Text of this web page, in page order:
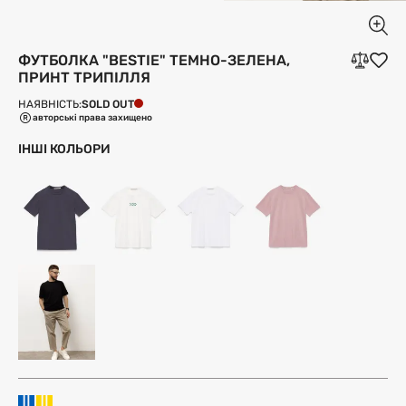
ФУТБОЛКА "BESTIE" ТЕМНО-ЗЕЛЕНА,
ПРИНТ ТРИПІЛЛЯ
НАЯВНІСТЬ:SOLD OUT
авторські права захищено
ІНШІ КОЛЬОРИ